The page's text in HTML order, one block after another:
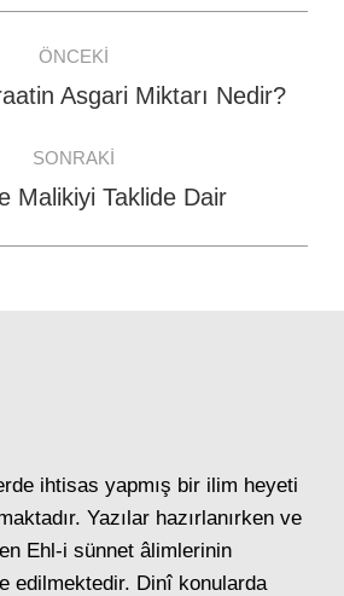
ÖNCEKI
Previous
Asgari Miktarı Nedir?
SONRAKI
Next
Malikiyi Taklide Dair
ihtisas yapmış bir ilim heyeti
Yazılar hazırlanırken ve
Ehl-i sünnet âlimlerinin
edilmektedir. Dinî konularda